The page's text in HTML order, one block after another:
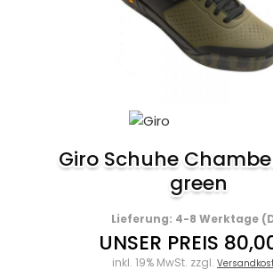
Giro Schuhe
green
Lieferung: 4-8 Werktage
UNSER PREIS
inkl. 19% MwSt. zzgl.